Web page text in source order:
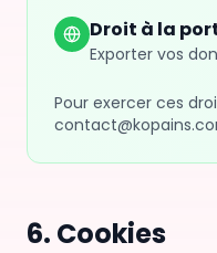
Droit à la
Exporter vos
Pour exercer ces
6. Cookies